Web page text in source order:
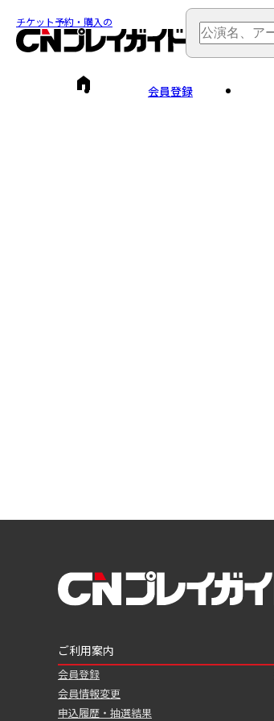
チケット予約・購入の
会員登録
ご利用案内
会員登録
会員情報変更
申込履歴・抽選結果